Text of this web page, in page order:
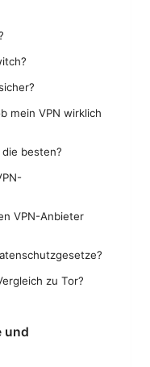
mein VPN wirklich
besten?
VPN-Anbieter
zu Tor?
und